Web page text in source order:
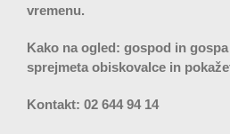
vremenu.
Kako na ogled: gospod in
sprejmeta obiskovalce in
Kontakt: 02 644 94 14